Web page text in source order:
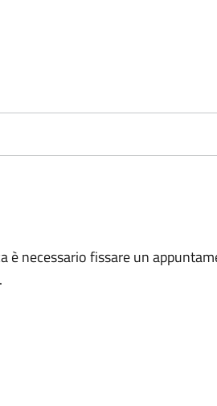
è necessario fissare un